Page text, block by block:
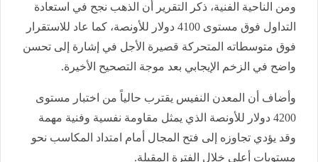
ومن الناحية الفنية، ذكر التقرير أن الذهب نجح في استعادة
التداول فوق مستوى 4100 دولار للأونصة، كما عاد للاستقرار
فوق متوسطاته المتحركة قصيرة الأجل في إشارة إلى تحسن
واضح في الزخم الإيجابي بعد موجة التصحيح الأخيرة.
وأضاف أن المعدن النفيس يقترب حالياً من اختبار مستوى
4200 دولار للأونصة الذي يمثل مقاومة نفسية وفنية مهمة
وقد يؤدي تجاوزه إلى فتح المجال أمام امتداد المكاسب نحو
مستويات أعلى خلال الفترة المقبلة.